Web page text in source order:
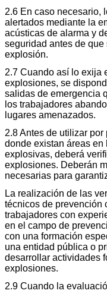
2.6 En caso necesario,
alertados mediante la
acústicas de alarma y
seguridad antes de
explosión.
2.7 Cuando así lo exija
explosiones, se
salidas de emergencia
los trabajadores
lugares amenazados.
2.8 Antes de utilizar
donde existan áreas en
explosivas, deberá
explosiones. Deberán
necesarias para
La realización de las
técnicos de prevención
trabajadores con
en el campo de
con una formación
una entidad pública o
desarrollar actividades
explosiones.
2.9 Cuando la